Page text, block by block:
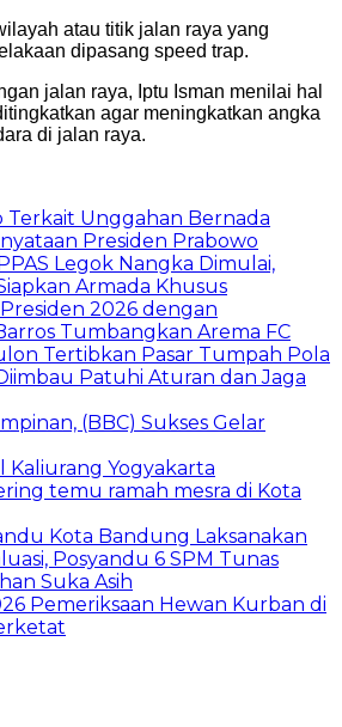
atau titik jalan raya yang
dipasang speed trap.
jalan raya, Iptu Isman menilai hal
agar meningkatkan angka
di jalan raya.
Terkait Unggahan Bernada
Presiden Prabowo
Legok Nangka Dimulai,
Armada Khusus
2026 dengan
Tumbangkan Arema FC
Tertibkan Pasar Tumpah Pola
Patuhi Aturan dan Jaga
(BBC) Sukses Gelar
Kaliurang Yogyakarta
temu ramah mesra di Kota
Kota Bandung Laksanakan
Posyandu 6 SPM Tunas
Suka Asih
Pemeriksaan Hewan Kurban di